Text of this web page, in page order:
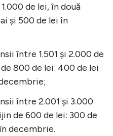
de lei, în două
și 500 de lei în
între 1.501 și 2.000 de
800 de lei: 400 de lei
între 2.001 și 3.000
de 600 de lei: 300 de
decembrie.